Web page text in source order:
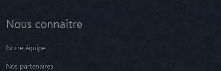
Nous connaître
Notre équipe
Nos partenaires